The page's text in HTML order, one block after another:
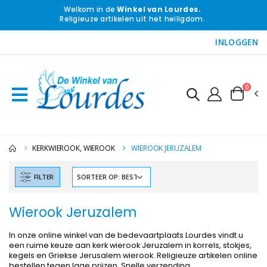
Welkom in deWinkel van Lourdes.
Religieuze artikelen uit het heiligdom.
INLOGGEN
0
KERKWIEROOK, WIEROOK WIEROOK JERUZALEM
FILTER
Wierook Jeruzalem
In onze online winkel van de bedevaartplaats Lourdes vindt u
een ruime keuze aan kerk wierook Jeruzalem in korrels, stokjes,
kegels en Griekse Jerusalem wierook. Religieuze artikelen online